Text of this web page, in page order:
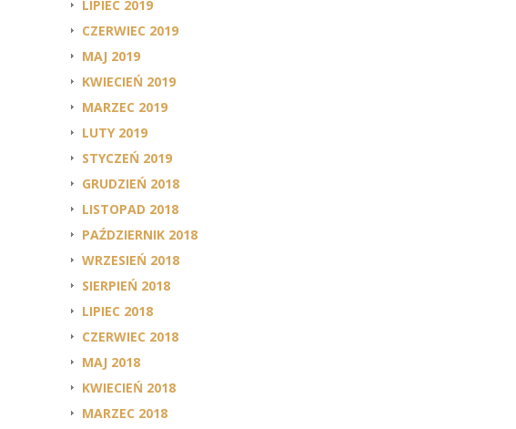
LIPIEC 2019
CZERWIEC 2019
MAJ 2019
KWIECIEŃ 2019
MARZEC 2019
LUTY 2019
STYCZEŃ 2019
GRUDZIEŃ 2018
LISTOPAD 2018
PAŹDZIERNIK 2018
WRZESIEŃ 2018
SIERPIEŃ 2018
LIPIEC 2018
CZERWIEC 2018
MAJ 2018
KWIECIEŃ 2018
MARZEC 2018